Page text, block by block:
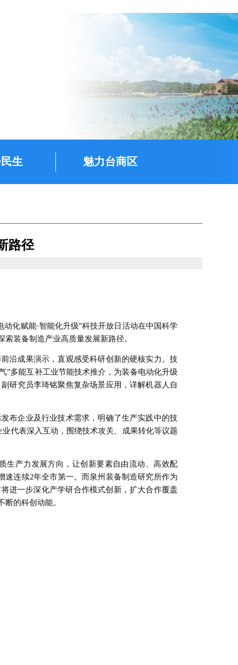
生 魅力台商区
路径
化赋能·智能化升级”科技开放日活动在中国科学
装备制造产业高质量发展新路径。
沿成果演示，直观感受科研创新的硬核实力。技
多能互补工业节能技术推介，为装备电动化升级
研究员李琦铭聚焦复杂场景应用，详解机器人自
布企业及行业技术需求，明确了生产实践中的技
代表深入互动，围绕技术攻关、成果转化等议题
生产力发展方向，让创新要素自由流动、高效配
连续2年全市第一。而泉州装备制造研究所作为
进一步深化产学研合作模式创新，扩大合作覆盖
的科创动能。